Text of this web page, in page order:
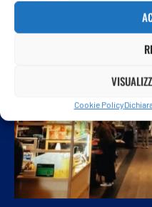
Cookie Policy